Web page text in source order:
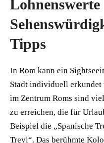
Lohnenswerte
Tipps
In Rom kann ein
Stadt individuell erkundet
im Zentrum Roms sind
zu erreichen, die für
Beispiel die „Spanische
Trevi“. Das berühmte